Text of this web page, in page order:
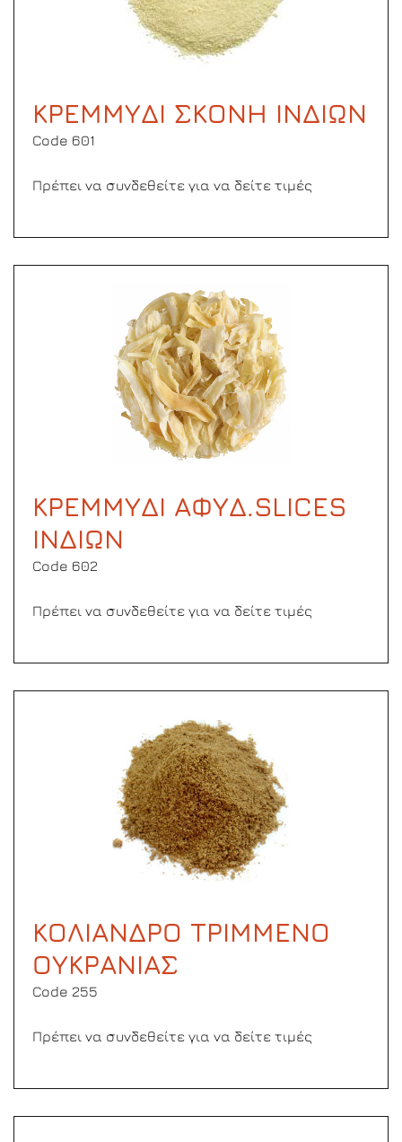
ΚΡΕΜΜΥΔΙ ΣΚΟΝΗ ΙΝΔΙΩΝ
Code 601
Πρέπει να συνδεθείτε για να δείτε τιμές
ΚΡΕΜΜΥΔΙ ΑΦΥΔ.SLICES
ΙΝΔΙΩΝ
Code 602
Πρέπει να συνδεθείτε για να δείτε τιμές
ΚΟΛΙΑΝΔΡΟ ΤΡΙΜΜΕΝΟ
ΟΥΚΡΑΝΙΑΣ
Code 255
Πρέπει να συνδεθείτε για να δείτε τιμές